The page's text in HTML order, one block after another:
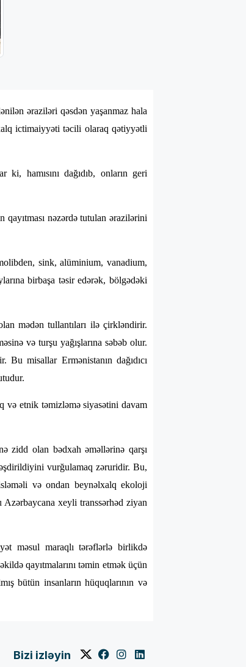
əraziləri qəsdən yaşanmaz hala
ictimaiyyəti təcili olaraq qətiyyətli
hamısını dağıdıb, onların geri
qayıtması nəzərdə tutulan ərazilərini
sink, alüminium, vanadium,
birbaşa təsir edərək, bölgədəki
mədən tullantıları ilə çirkləndirir.
və turşu yağışlarına səbəb olur.
misallar Ermənistanın dağıdıcı
və etnik təmizləmə siyasətini davam
zidd olan bədxah əməllərinə qarşı
vurğulamaq zəruridir. Bu,
və ondan beynəlxalq ekoloji
Azərbaycana xeyli transsərhəd ziyan
məsul maraqlı tərəflərlə birlikdə
qayıtmalarını təmin etmək üçün
bütün insanların hüquqlarının və
Bizi izləyin